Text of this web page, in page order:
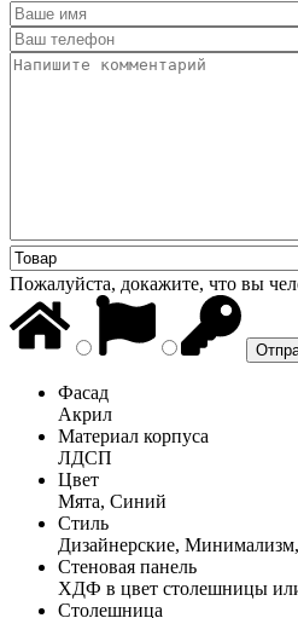
Пожалуйста, докажите, что вы
Фасад
Акрил
Материал корпуса
ЛДСП
Цвет
Мята, Синий
Стиль
Дизайнерские,
Стеновая панель
ХДФ в цвет столешницы
Столешница